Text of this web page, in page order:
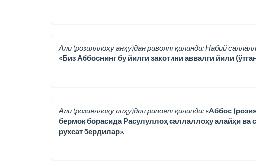
Али (розияллоҳу анҳу)дан ривоят қилинди: Набий
«Биз Аббоснинг бу йилги закотини аввалги йили
Али (розияллоҳу анҳу)дан ривоят қилинди: «Аббос
бермоқ борасида Расулуллоҳ саллаллоҳу алайҳи ва
рухсат бердилар».